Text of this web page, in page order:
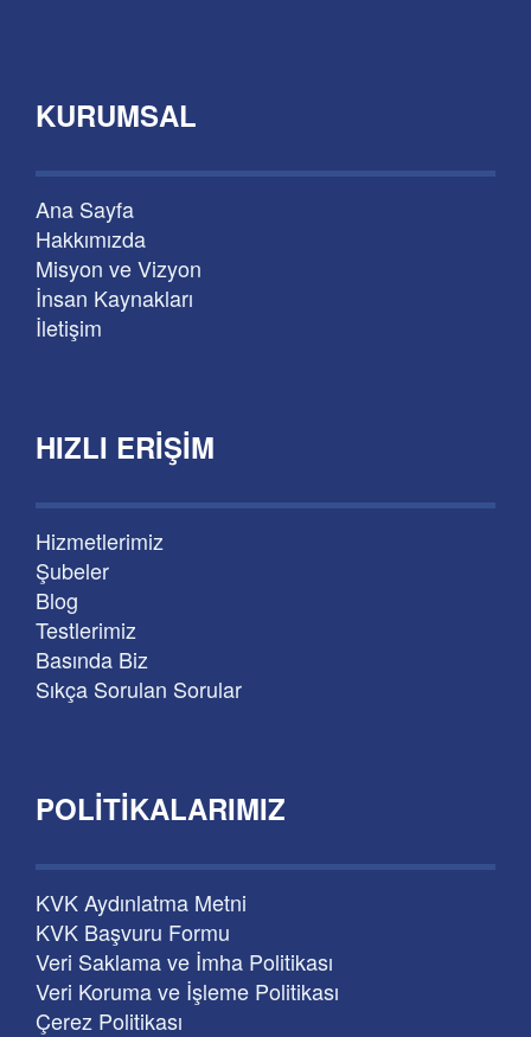
KURUMSAL
Ana Sayfa
Hakkımızda
Misyon ve Vizyon
İnsan Kaynakları
İletişim
HIZLI ERIŞIM
Hizmetlerimiz
Şubeler
Blog
Testlerimiz
Basında Biz
Sıkça Sorulan Sorular
POLITIKALARIMIZ
KVK Aydınlatma Metni
KVK Başvuru Formu
Veri Saklama ve İmha Politikası
Veri Koruma ve İşleme Politikası
Çerez Politikası